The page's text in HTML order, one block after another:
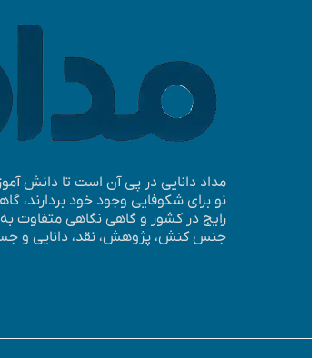
مداد دانایی در پی آن است تا دانش
نو برای شکوفایی وجود خود بردارند،
رایج در کشور و گاهی نگاهی متفاوت
جنس کنش، پژوهش، نقد، دانایی و